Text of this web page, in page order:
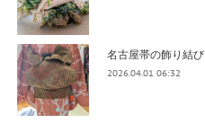
名古屋帯の飾り結び
2026.04.01 06:32